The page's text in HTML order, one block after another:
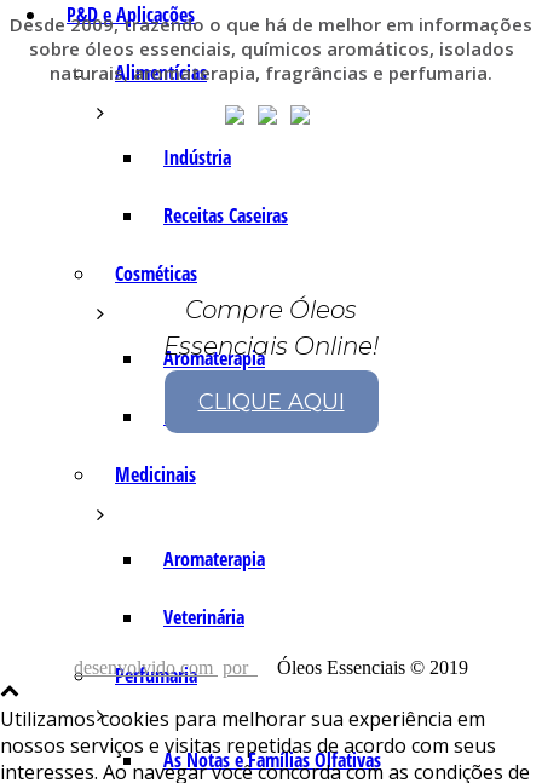
P&D e Aplicações
Alimentícias
Indústria
Receitas Caseiras
Cosméticas
Aromaterapia
Fórmulas Caseiras
Medicinais
Aromaterapia
Veterinária
Perfumaria
As Notas e Famílias Olfativas
Desde 2009, trazendo o que há de melhor em informações
sobre óleos essenciais, químicos aromáticos, isolados
naturais, aromaterapia, fragrâncias e perfumaria.
Compre Óleos
Essenciais Online!
CLIQUE AQUI
desenvolvido com por Óleos Essenciais © 2019
Utilizamos cookies para melhorar sua experiência em
nossos serviços e visitas repetidas de acordo com seus
interesses. Ao navegar você concorda com as condições de